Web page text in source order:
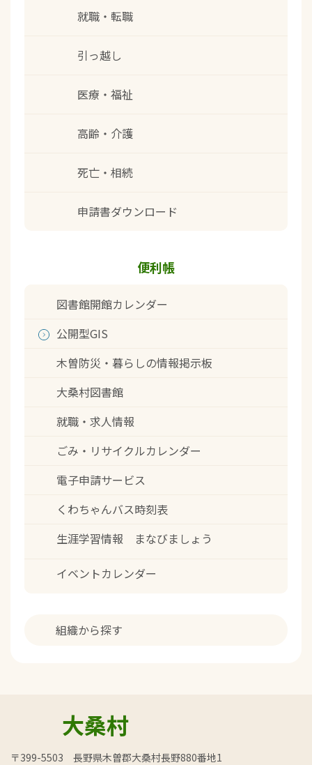
就職・転職
引っ越し
医療・福祉
高齢・介護
死亡・相続
申請書ダウンロード
便利帳
図書館開館カレンダー
公開型GIS
木曽防災・暮らしの情報掲示板
大桑村図書館
就職・求人情報
ごみ・リサイクルカレンダー
電子申請サービス
くわちゃんバス時刻表
生涯学習情報 まなびましょう
イベントカレンダー
組織から探す
大桑村
〒399-5503 長野県木曽郡大桑村長野880番地1